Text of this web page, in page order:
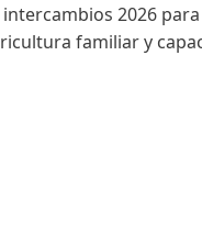
intercambios 2026
familiar y